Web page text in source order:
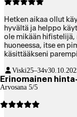
Hetken aikaa ollut
hyvältä ja helppo
ole mikään hifistelijä,
huoneessa, itse en
käsittääkseni
Viski25–34v
Erinomainen
Arvosana 5/5